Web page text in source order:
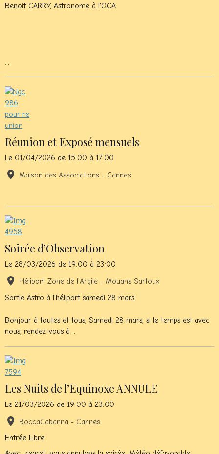
Benoit CARRY, Astronome à l'OCA
...
Réunion et Exposé mensuels
Le 01/04/2026 de 15:00 à 17:00
Maison des Associations - Cannes
Soirée d’Observation
Le 28/03/2026 de 19:00 à 23:00
Héliport Zone de l’Argile - Mouans Sartoux
Sortie Astro à l'héliport samedi 28 mars
Bonjour à toutes et tous, Samedi 28 mars, si le temps est avec
nous, rendez-vous à ...
Les Nuits de l’Equinoxe ANNULE
Le 21/03/2026 de 19:00 à 23:00
BoccaCabanna - Cannes
Entrée Libre